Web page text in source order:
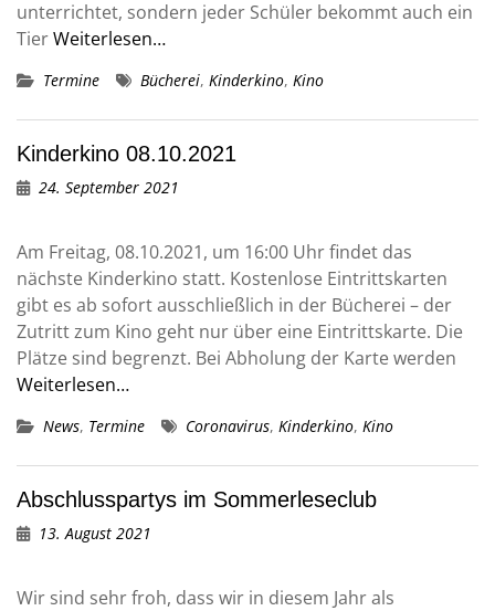
unterrichtet, sondern jeder Schüler bekommt auch ein
TierWeiterlesen…
Termine Bücherei, Kinderkino, Kino
Kinderkino 08.10.2021
24. September 2021
Am Freitag, 08.10.2021, um 16:00 Uhr findet das
nächste Kinderkino statt. Kostenlose Eintrittskarten
gibt es ab sofort ausschließlich in der Bücherei – der
Zutritt zum Kino geht nur über eine Eintrittskarte. Die
Plätze sind begrenzt. Bei Abholung der Karte werden
Weiterlesen…
News, Termine Coronavirus, Kinderkino, Kino
Abschlusspartys im Sommerleseclub
13. August 2021
Wir sind sehr froh, dass wir in diesem Jahr als